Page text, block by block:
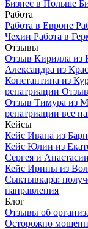
Бизнес в Польше
Работа
Работа в Европе
Чехии Работа в
Отзывы
Отзыв Кирилла из
Александра из
Константина из
репатриации
Отзыв Тимура из
репатриации все
Кейсы
Кейс Ивана из
Кейс Юлии из
Сергея и
Кейс Ирины из
Сыктывкара:
направления
Блог
Отзывы об
Осторожно